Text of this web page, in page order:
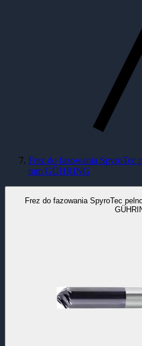
Frez do fazowania
mm GÜHRING
Frez do fazowania SpyroTec